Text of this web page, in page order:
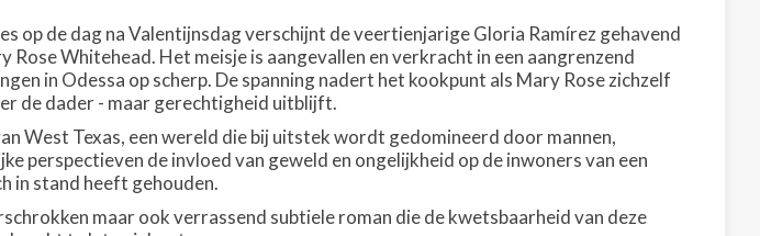
op de dag na Valentijnsdag verschijnt de veertienjarige Gloria Ramírez gehavend
Rose Whitehead. Het meisje is aangevallen en verkracht in een aangrenzend
in Odessa op scherp. De spanning nadert het kookpunt als Mary Rose zichzelf
de dader - maar gerechtigheid uitblijft.
West Texas, een wereld die bij uitstek wordt gedomineerd door mannen,
perspectieven de invloed van geweld en ongelijkheid op de inwoners van een
in stand heeft gehouden.
maar ook verrassend subtiele roman die de kwetsbaarheid van deze